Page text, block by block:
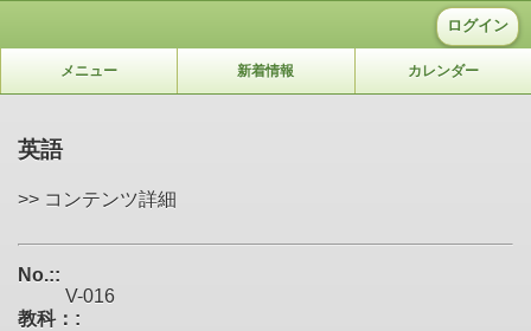
ログイン
メニュー 新着情報 カレンダー
英語
>> コンテンツ詳細
No.::
V-016
教科：: